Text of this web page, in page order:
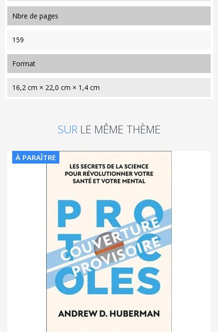
nbre de pages
159
format
16,2 cm × 22,0 cm × 1,4 cm
SUR LE MÊME THÈME
À PARAÎTRE